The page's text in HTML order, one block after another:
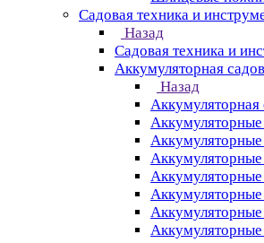
Cадовая техника и
Назад
Cадовая техника и
Аккумуляторная
Назад
Аккумуляторная
Аккумуляторные
Аккумуляторные